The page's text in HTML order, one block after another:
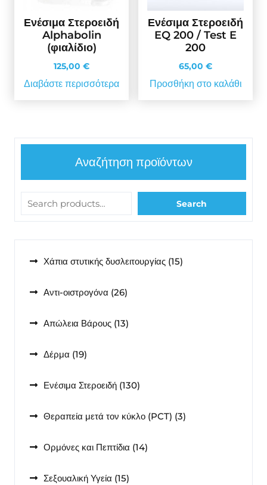
Ενέσιμα Στεροειδή
Alphabolin
(φιαλίδιο)
125,00 €
Διαβάστε περισσότερα
Ενέσιμα Στεροειδή
EQ 200 / Test E
200
65,00 €
Προσθήκη στο καλάθι
Αναζήτηση προϊόντων
Search
Χάπια στυτικής δυσλειτουργίας 1515
Αντι-οιστρογόνα 2626
Απώλεια Βάρους 1313
Δέρμα 1919
Ενέσιμα Στεροειδή 130130
Θεραπεία μετά τον κύκλο (PCT) 33
Ορμόνες και Πεπτίδια 1414
Σεξουαλική Υγεία 1515